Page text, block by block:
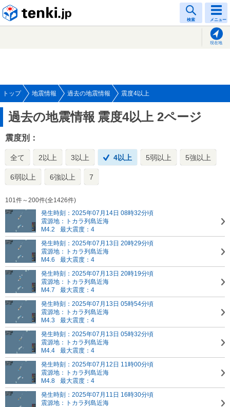
検索 メニュー
現在地
トップ 地震情報 過去の地震情報 震度4以上
過去の地震情報 震度4以上 2ページ
震度別：
全て 2以上 3以上 4以上 5弱以上 5強以上
6弱以上 6強以上 7
101件～200件(全1426件)
発生時刻：2025年07月14日 08時32分頃
震源地：トカラ列島近海
M4.2
最大震度：4
発生時刻：2025年07月13日 20時29分頃
震源地：トカラ列島近海
M4.6
最大震度：4
発生時刻：2025年07月13日 20時19分頃
震源地：トカラ列島近海
M4.7
最大震度：4
発生時刻：2025年07月13日 05時54分頃
震源地：トカラ列島近海
M4.3
最大震度：4
発生時刻：2025年07月13日 05時32分頃
震源地：トカラ列島近海
M4.4
最大震度：4
発生時刻：2025年07月12日 11時00分頃
震源地：トカラ列島近海
M4.8
最大震度：4
発生時刻：2025年07月11日 16時30分頃
震源地：トカラ列島近海